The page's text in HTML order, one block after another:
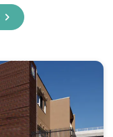
chevron_right